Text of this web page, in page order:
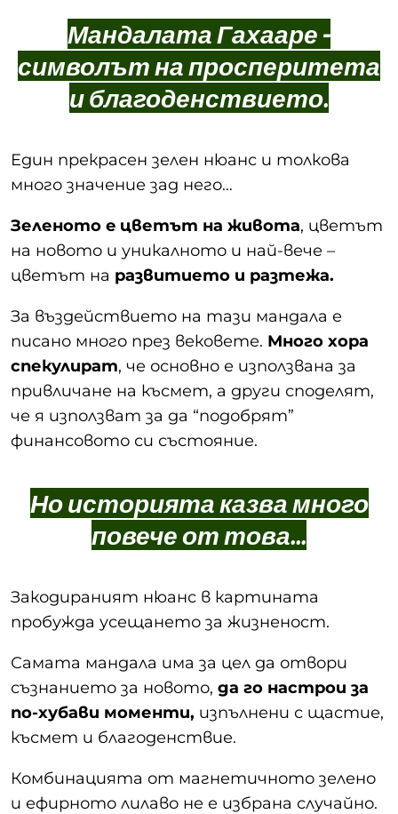
Мандалата Гахааре -
символът на просперитета
и благоденствието.
Един прекрасен зелен нюанс и толкова
много значение зад него…
Зеленото e цветът на живота, цветът
на новото и уникалното и най-вече –
цветът на развитието и разтежа.
За въздействието на тази мандала е
писано много през вековете. Много хора
спекулират, че основно е използвана за
привличане на късмет, а други споделят,
че я използват за да “подобрят”
финансовото си състояние.
Но историята казва много
повече от това...
Закодираният нюанс в картината
пробужда усещането за жизненост.
Самата мандала има за цел да отвори
съзнанието за новото, да го настрои за
по-хубави моменти, изпълнени с щастие,
късмет и благоденствие.
Комбинацията от магнетичното зелено
и ефирното лилаво не е избрана случайно.